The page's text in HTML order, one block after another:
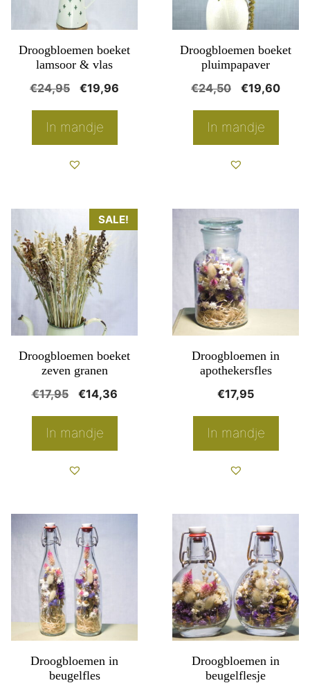
Droogbloemen boeket
lamsoor & vlas
€24,95
Oorspronkelijke
was:
€24,95.
€19,96
In mandje
Droogbloemen boeket
pluimpapaver
€24,50
was:
€24,50.
€19,60
In mandje
SALE!
Droogbloemen boeket
zeven granen
€17,95
Oorspronkelijke
was:
€14,36Huidige
In mandje
Droogbloemen in
apothekersfles
€17,95
In mandje
Droogbloemen in
beugelfles
Droogbloemen in
beugelflesje
product
heeft
meerdere
variaties.
Deze
kan